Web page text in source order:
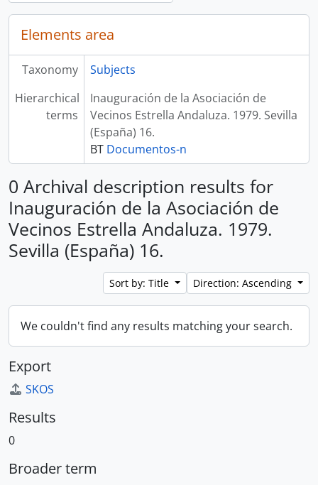
Elements area
Taxonomy
Subjects
Hierarchical
terms
Inauguración de la Asociación de
Vecinos Estrella Andaluza. 1979. Sevilla
(España) 16.
BT Documentos-n
0 Archival description results for
Inauguración de la Asociación de
Vecinos Estrella Andaluza. 1979.
Sevilla (España) 16.
Sort by: Title Direction: Ascending
We couldn't find any results matching your search.
Export
SKOS
Results
0
Broader term